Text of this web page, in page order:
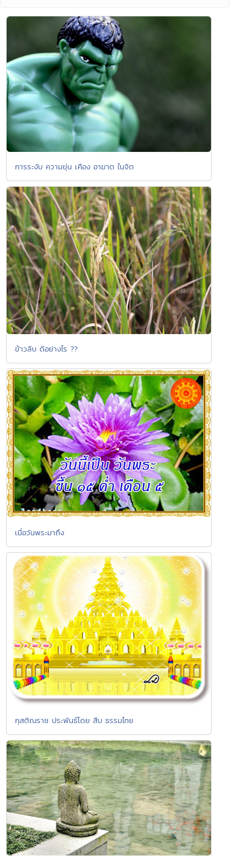
การระงับ ความขุ่น เคือง อาฆาต ในจิต
ข้าวลีบ ดีอย่างไร ??
เมื่อวันพระมาถึง
กุสติณราช ประพันธ์โดย สืบ ธรรมไทย